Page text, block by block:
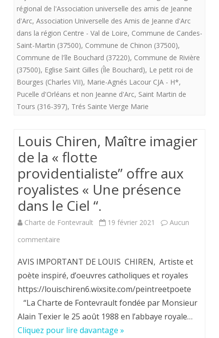
régional de l'Association universelle des amis de Jeanne
d'Arc, Association Universelle des Amis de Jeanne d'Arc
dans la région Centre - Val de Loire, Commune de Candes-
Saint-Martin (37500), Commune de Chinon (37500),
Commune de l'île Bouchard (37220), Commune de Rivière
(37500), Eglise Saint Gilles (Île Bouchard), Le petit roi de
Bourges (Charles VII), Marie-Agnés Lacour CJA - H*,
Pucelle d'Orléans et non Jeanne d'Arc, Saint Martin de
Tours (316-397), Trés Sainte Vierge Marie
Louis Chiren, Maître imagier
de la « flotte
providentialiste” offre aux
royalistes « Une présence
dans le Ciel “.
Charte de Fontevrault 19 février 2021
Aucun
commentaire
Chiren,
Maître
imagier
AVIS IMPORTANT DE LOUIS CHIREN, Artiste et
poète inspiré, d’oeuvres catholiques et royales
https://louischiren6.wixsite.com/peintreetpoete
“La Charte de Fontevrault fondée par Monsieur
Alain Texier le 25 août 1988 en l’abbaye royale…
Cliquez pour lire davantage »